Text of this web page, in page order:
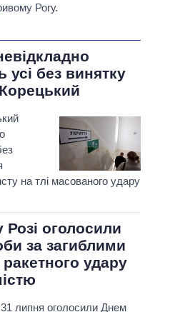
Рогу.
усі без винятку
на тлі масованого удару
оголосили
за загиблими
удару
липня оголосили Днем